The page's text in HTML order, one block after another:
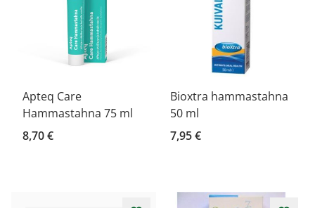
Apteq Care
Hammastahna 75 ml
8,70 €
Bioxtra hammastahna
50 ml
7,95 €